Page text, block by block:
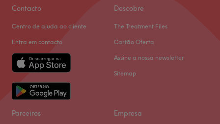
Contacto
Centro de ajuda ao cliente
Entra em contacto
Descobre
The Treatment Files
Cartão Oferta
Assine a nossa newsletter
Sitemap
Parceiros Empresa